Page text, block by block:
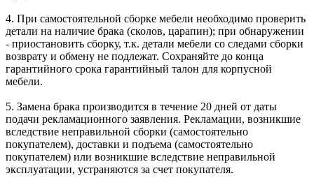
4. При самостоятельной сборке мебели необходимо проверить
детали на наличие брака (сколов, царапин); при обнаружении
- приостановить сборку, т.к. детали мебели со следами сборки
возврату и обмену не подлежат. Сохраняйте до конца
гарантийного срока гарантийный талон для корпусной
мебели.
5. Замена брака производится в течение 20 дней от даты
подачи рекламационного заявления. Рекламации, возникшие
вследствие неправильной сборки (самостоятельно
покупателем), доставки и подъема (самостоятельно
покупателем) или возникшие вследствие неправильной
эксплуатации, устраняются за счет покупателя.